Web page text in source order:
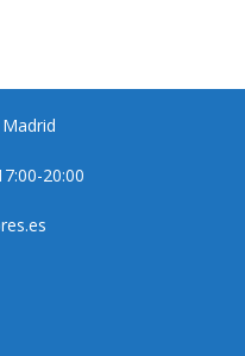
20:00